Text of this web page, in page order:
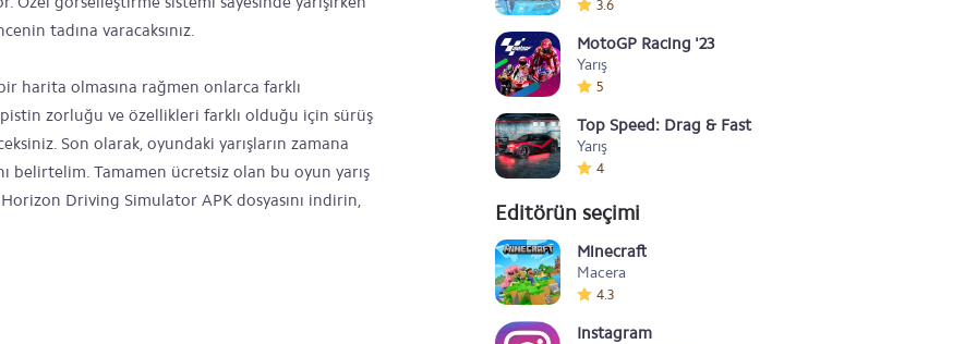
tadına varacaksınız.
harita olmasına rağmen onlarca farklı
zorluğu ve özellikleri farklı olduğu için sürüş
Son olarak, oyundaki yarışların zamana
belirtelim. Tamamen ücretsiz olan bu oyun yarış
Driving Simulator APK dosyasını indirin,
3.6
MotoGP Racing '23
Yarış
5
Top Speed: Drag & Fast Racing
Yarış
4
Editörün seçimi
Minecraft
Macera
4.3
Instagram